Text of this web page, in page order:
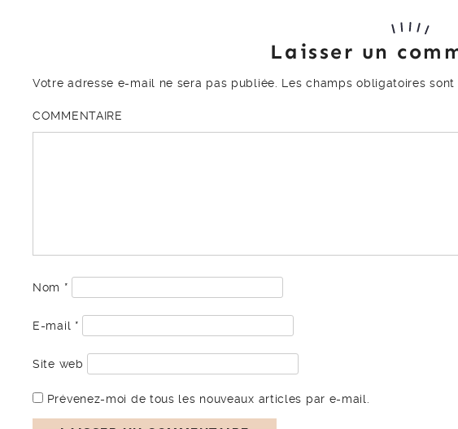
Laisser un
Votre adresse e-mail ne sera pas publiée. Les champs obligatoires sont
COMMENTAIRE
Nom *
E-mail *
Site web
Prévenez-moi de tous les nouveaux articles par e-mail.